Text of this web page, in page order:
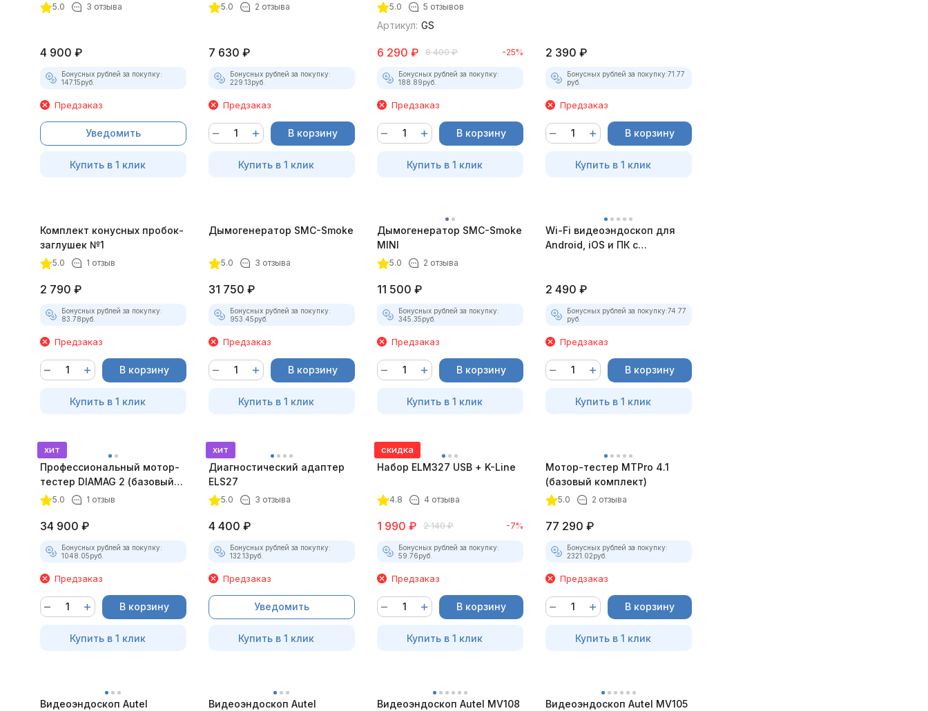
5.0 3 отзыва
4 900 ₽
Бонусных рублей за покупку:
147.15руб.
Предзаказ
Уведомить
Купить в 1 клик
5.0 2 отзыва
7 630 ₽
Бонусных рублей за покупку:
229.13руб.
Предзаказ
В корзину
Купить в 1 клик
5.0 5 отзывов
Артикул: GS
6 290 ₽ 8 400 ₽ -25%
Бонусных рублей за покупку:
188.89руб.
Предзаказ
В корзину
Купить в 1 клик
2 390 ₽
Бонусных рублей за покупку:71.77
руб.
Предзаказ
В корзину
Купить в 1 клик
Комплект конусных пробок-
заглушек №1
5.0 1 отзыв
2 790 ₽
Бонусных рублей за покупку:
83.78руб.
Предзаказ
В корзину
Купить в 1 клик
Дымогенератор SMC-Smoke
5.0 3 отзыва
31 750 ₽
Бонусных рублей за покупку:
953.45руб.
Предзаказ
В корзину
Купить в 1 клик
Дымогенератор SMC-Smoke
MINI
5.0 2 отзыва
11 500 ₽
Бонусных рублей за покупку:
345.35руб.
Предзаказ
В корзину
Купить в 1 клик
Wi-Fi видеоэндоскоп для
Android, iOS и ПК с
2 490 ₽
Бонусных рублей за покупку:74.77
руб.
Предзаказ
В корзину
Купить в 1 клик
хит
Профессиональный мотор-
тестер DIAMAG 2 (базовый
комплект)
5.0 1 отзыв
34 900 ₽
Бонусных рублей за покупку:
1048.05руб.
Предзаказ
В корзину
Купить в 1 клик
хит
Диагностический адаптер
ELS27
5.0 3 отзыва
4 400 ₽
Бонусных рублей за покупку:
132.13руб.
Предзаказ
Уведомить
Купить в 1 клик
скидка
Набор ELM327 USB + K-Line
4.8 4 отзыва
1 990 ₽ 2 140 ₽ -7%
Бонусных рублей за покупку:
59.76руб.
Предзаказ
В корзину
Купить в 1 клик
Мотор-тестер MTPro 4.1
(базовый комплект)
5.0 2 отзыва
77 290 ₽
Бонусных рублей за покупку:
2321.02руб.
Предзаказ
В корзину
Купить в 1 клик
Видеоэндоскоп Autel
Видеоэндоскоп Autel
Видеоэндоскоп Autel MV108
Видеоэндоскоп Autel MV105